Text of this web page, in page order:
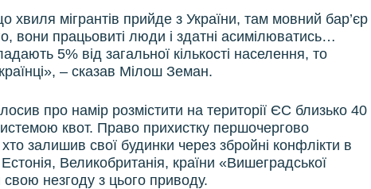
мігрантів прийде з України, там мовний бар’єр
вони працьовиті люди і здатні асимілюватись…
5% від загальної кількості населення, то
– сказав Мілош Земан.
про намір розмістити на території ЄС близько 40
системою квот. Право прихистку першочергово
залишив свої будинки через збройні конфлікти в
Великобританія, країни «Вишеградської
незгоду з цього приводу.